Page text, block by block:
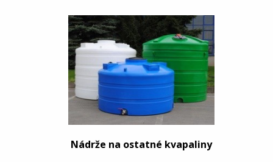
Nádrže na ostatné kvapaliny